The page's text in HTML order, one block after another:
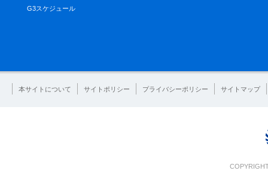
G3スケジュール
本サイトについて サイトポリシー プライバシーポリシー サイトマップ